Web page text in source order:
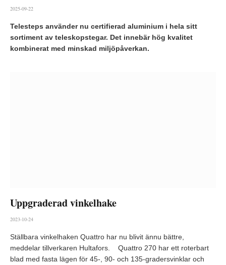
2025-09-22
Telesteps använder nu certifierad aluminium i hela sitt
sortiment av teleskopstegar. Det innebär hög kvalitet
kombinerat med minskad miljöpåverkan.
Uppgraderad vinkelhake
2023-10-24
Ställbara vinkelhaken Quattro har nu blivit ännu bättre,
meddelar tillverkaren Hultafors. Quattro 270 har ett roterbart
blad med fasta lägen för 45-, 90- och 135-gradersvinklar och